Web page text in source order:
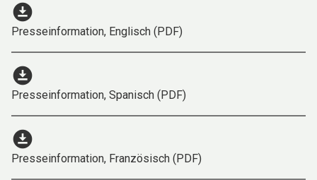
download_for_offline
Presseinformation, Englisch (PDF)
download_for_offline
Presseinformation, Spanisch (PDF)
download_for_offline
Presseinformation, Französisch (PDF)